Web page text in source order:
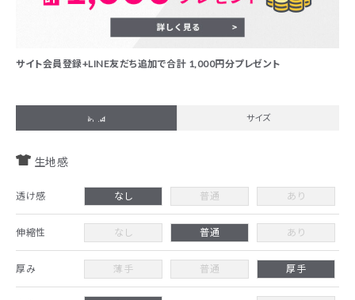
サイト会員登録+LINE友だち追加で合計 1,000円分プレゼント
詳細 サイズ
生地感
透け感 なし 普通 あり
伸縮性 なし 普通 あり
厚み 薄手 普通 厚手